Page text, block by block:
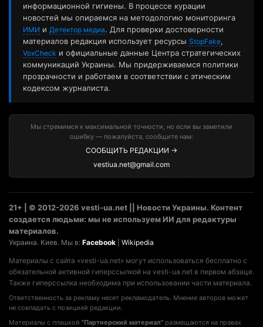
информационной гигиены. В процессе курации
новостей мы опираемся на методологию мониторинга
ИМИ и Детектор медиа. Для проверки достоверности
материалов редакция использует ресурсы StopFake,
VoxCheck и официальные данные Центра стратегических
коммуникаций Украины. Мы придерживаемся политики
прозрачности и работаем в соответствии с этическим
кодексом журналиста.
Мы стремимся к максимальной точности, но если вы заметили
ошибку — пожалуйста, сообщите нам:
СООБЩИТЬ РЕДАКЦИИ →
vestiua.net@gmail.com
21+ | © 2012-2026 vesti-ua.net || Новости Украины. Контент
создается людьми: мы не используем ИИ для редактуры
материалов.
Украина. Киев. Мы в: Facebook Wikipedia
Материалы с сайта «vesti-ua.net» могут использоваться бесплатно с
обязательной активной гиперссылкой на vesti-ua.net в первом абзаце.
Также гиперссылка необходима при использовании части материала.
Ответственность за рекламу несет рекламодатель. Мнение авторов может
не совпадать с позицией редакции.
Материалы с плашкой "Партнерский материал" размещаются на правах